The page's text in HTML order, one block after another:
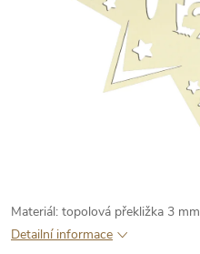
Materiál: topolová překližka 3 mm
Detailní informace